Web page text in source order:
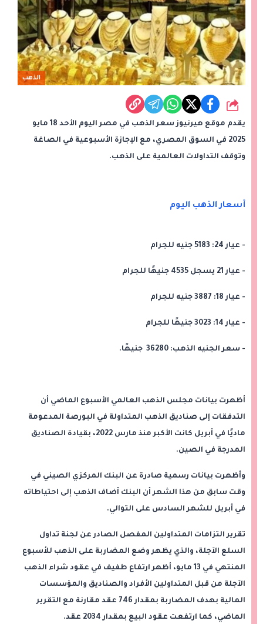
الذهب
شارك
يقدم موقع هيرنيوز سعر الذهب في مصر اليوم الأحد 18 مايو
2025 في السوق المصري، مع الإجازة الأسبوعية في الصاغة
وتوقف التداولات العالمية على الذهب.
أسعار الذهب اليوم
- عيار 24: 5183 جنيه للجرام
- عيار 21 يسجل 4535 جنيهًا للجرام
- عيار 18: 3887 جنيه للجرام
- عيار 14: 3023 جنيهًا للجرام
- سعر الجنيه الذهب: 36280 جنيهًا.
أظهرت بيانات مجلس الذهب العالمي الأسبوع الماضي أن
التدفقات إلى صناديق الذهب المتداولة في البورصة المدعومة
ماديًا في أبريل كانت الأكبر منذ مارس 2022، بقيادة الصناديق
المدرجة في الصين.
وأظهرت بيانات رسمية صادرة عن البنك المركزي الصيني في
وقت سابق من هذا الشهر أن البنك أضاف الذهب إلى احتياطاته
في أبريل للشهر السادس على التوالي.
تقرير التزامات المتداولين المفصل الصادر عن لجنة تداول
السلع الآجلة، والذي يظهر وضع المضاربة على الذهب للأسبوع
المنتهي في 13 مايو، أظهر ارتفاع طفيف في عقود شراء الذهب
الآجلة من قبل المتداولين الأفراد والصناديق والمؤسسات
المالية بهدف المضاربة بمقدار 746 عقد مقارنة مع التقرير
الماضي، كما ارتفعت عقود البيع بمقدار 2034 عقد.